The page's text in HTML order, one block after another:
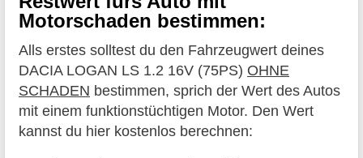
Motorschaden bestimmen:
Alls erstes solltest du den Fahrzeugwert deines
DACIA LOGAN LS 1.2 16V (75PS) OHNE
SCHADEN bestimmen, sprich der Wert des Autos
mit einem funktionstüchtigen Motor. Den Wert
kannst du hier kostenlos berechnen: